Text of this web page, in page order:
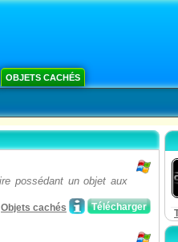
OBJETS CACHÉS
possédant un objet aux
Télécharger
Objets cachés